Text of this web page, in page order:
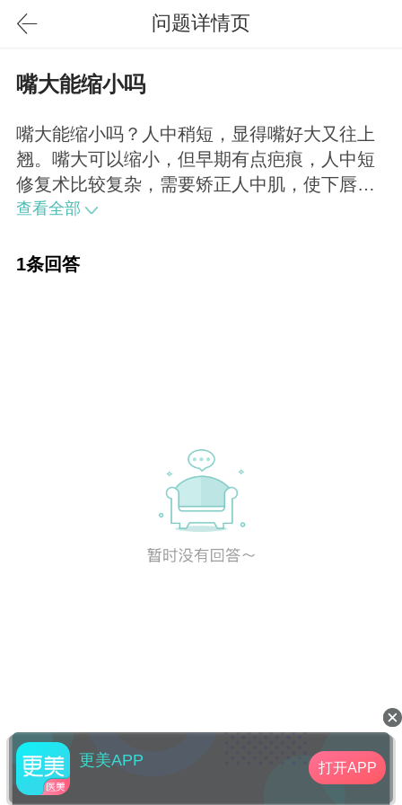
问题详情页
嘴大能缩小吗
嘴大能缩小吗？人中稍短，显得嘴好大又往上
翘。嘴大可以缩小，但早期有点疤痕，人中短
修复术比较复杂，需要矫正人中肌，使下唇下
降一些。
查看全部
1条回答
更美APP 打开APP